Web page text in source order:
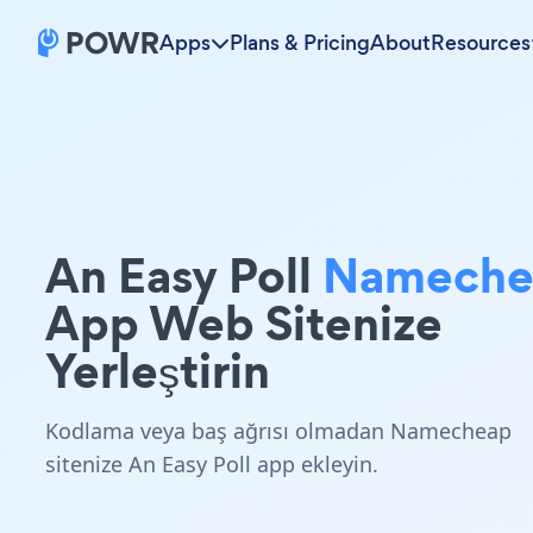
Apps Plans & PricingAboutResources
An Easy Poll
App Web Sitenize
Yerleştirin
Kodlama veya baş ağrısı olmadan Namecheap
sitenize An Easy Poll app ekleyin.